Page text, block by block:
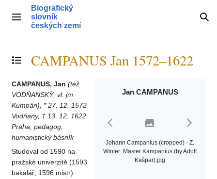
obsahHlavní menu
Biografický
slovník
českých zemí
Přepnout obsah
CAMPANUS Jan 1572–1622
Jan CAMPANUS
Johann Campanius (cropped) - Z.
Winterː Master Kampanius (by Adolf
Kašpar).jpg
CAMPANUS, Jan (též
VODŇANSKÝ, vl. jm.
Kumpán), * 27. 12. 1572
Vodňany, † 13. 12. 1622
Praha, pedagog,
humanistický básník
Studoval od 1590 na
pražské univerzitě (1593
bakalář, 1596 mistr).